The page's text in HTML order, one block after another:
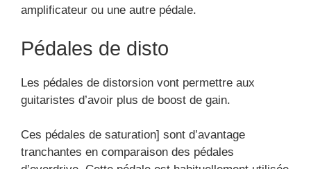
amplificateur ou une autre pédale.
Pédales de disto
Les pédales de distorsion vont permettre aux
guitaristes d’avoir plus de boost de gain.
Ces pédales de saturation] sont d’avantage
tranchantes en comparaison des pédales